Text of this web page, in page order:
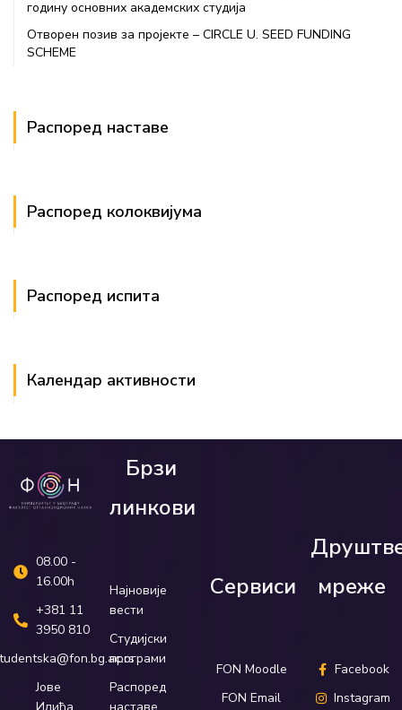
годину основних академских студија
Отворен позив за пројекте – CIRCLE U. SEED FUNDING
SCHEME
Распоред наставе
Распоред колоквијума
Распоред испита
Календар активности
08.00 -
16.00h
+381 11
3950 810
Јове
Брзи
линкови
Најновије
вести
Студијски
програми
Распоред
Сервиси
FON Moodle
FON Email
мреже
Facebook
Instagram